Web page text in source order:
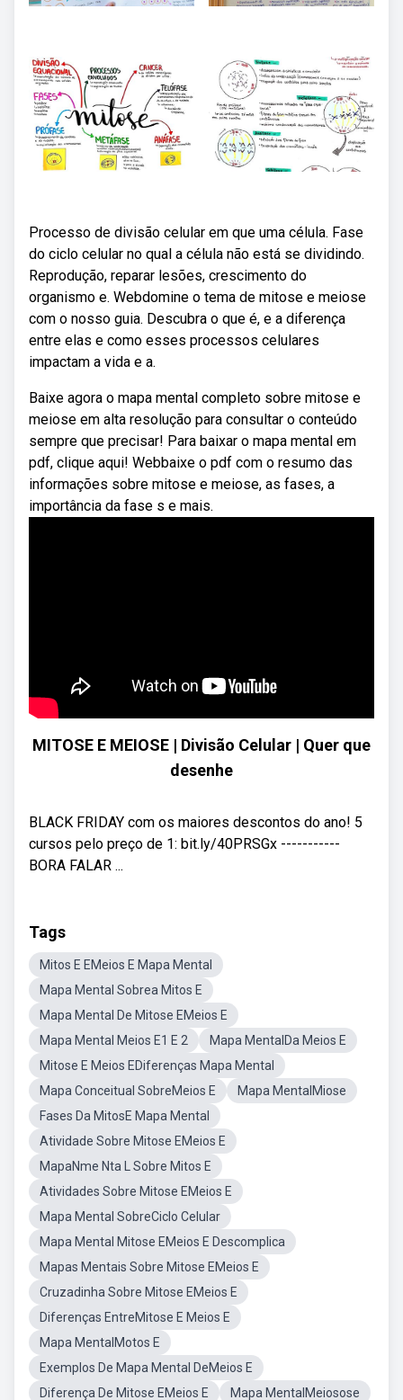
Processo de divisão celular em que uma célula. Fase
do ciclo celular no qual a célula não está se dividindo.
Reprodução, reparar lesões, crescimento do
organismo e. Webdomine o tema de mitose e meiose
com o nosso guia. Descubra o que é, e a diferença
entre elas e como esses processos celulares
impactam a vida e a.
Baixe agora o mapa mental completo sobre mitose e
meiose em alta resolução para consultar o conteúdo
sempre que precisar! Para baixar o mapa mental em
pdf, clique aqui! Webbaixe o pdf com o resumo das
informações sobre mitose e meiose, as fases, a
importância da fase s e mais.
MITOSE E MEIOSE | Divisão Celular | Quer que
desenhe
BLACK FRIDAY com os maiores descontos do ano! 5
cursos pelo preço de 1: bit.ly/40PRSGx -----------
BORA FALAR ...
Tags
Mitos E EMeios E Mapa Mental
Mapa Mental Sobrea Mitos E
Mapa Mental De Mitose EMeios E
Mapa Mental Meios E1 E 2
Mapa MentalDa Meios E
Mitose E Meios EDiferenças Mapa Mental
Mapa Conceitual SobreMeios E
Mapa MentalMiose
Fases Da MitosE Mapa Mental
Atividade Sobre Mitose EMeios E
MapaNme Nta L Sobre Mitos E
Atividades Sobre Mitose EMeios E
Mapa Mental SobreCiclo Celular
Mapa Mental Mitose EMeios E Descomplica
Mapas Mentais Sobre Mitose EMeios E
Cruzadinha Sobre Mitose EMeios E
Diferenças EntreMitose E Meios E
Mapa MentalMotos E
Exemplos De Mapa Mental DeMeios E
Diferença De Mitose EMeios E
Mapa MentalMeiosose